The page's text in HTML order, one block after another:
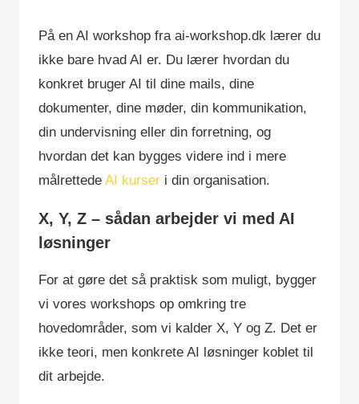
På en AI workshop fra ai-workshop.dk lærer du
ikke bare hvad AI er. Du lærer hvordan du
konkret bruger AI til dine mails, dine
dokumenter, dine møder, din kommunikation,
din undervisning eller din forretning, og
hvordan det kan bygges videre ind i mere
målrettede AI kurser i din organisation.
X, Y, Z – sådan arbejder vi med AI
løsninger
For at gøre det så praktisk som muligt, bygger
vi vores workshops op omkring tre
hovedområder, som vi kalder X, Y og Z. Det er
ikke teori, men konkrete AI løsninger koblet til
dit arbejde.